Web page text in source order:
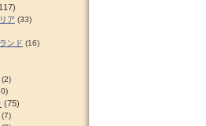
ア (33)
ンド (16)
(2)
(75)
(7)